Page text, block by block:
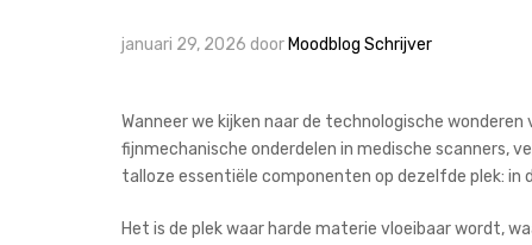
januari 29, 2026 door Moodblog Schrijver
Wanneer we kijken naar de technologische
fijnmechanische onderdelen in medische scanners,
talloze essentiële componenten op dezelfde plek: in
Het is de plek waar harde materie vloeibaar wordt,